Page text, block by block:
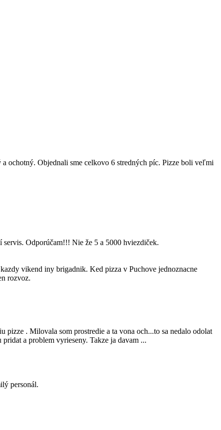
ochotný. Objednali sme celkovo 6 stredných píc. Pizze boli veľmi
Odporúčam!!! Nie že 5 a 5000 hviezdiček.
vikend iny brigadnik. Ked pizza v Puchove jednoznacne
rozvoz.
. Milovala som prostredie a ta vona och...to sa nedalo odolat
a problem vyrieseny. Takze ja davam ...
personál.